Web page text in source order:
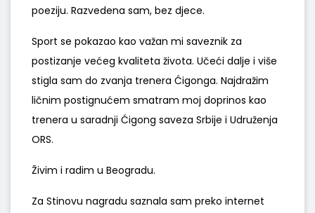
poeziju. Razvedena sam, bez djece.
Sport se pokazao kao važan mi saveznik za
postizanje većeg kvaliteta života. Učeći dalje i više
stigla sam do zvanja trenera Ćigonga. Najdražim
ličnim postignućem smatram moj doprinos kao
trenera u saradnji Ćigong saveza Srbije i Udruženja
ORS.
Živim i radim u Beogradu.
Za Stinovu nagradu saznala sam preko internet